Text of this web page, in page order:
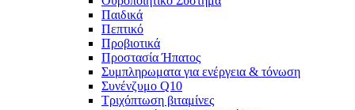
Παιδικά
Πεπτικό
Προβιοτικά
Προστασία Ήπατος
Συμπληρωματα για ενέργεια & τόνωση
Συνένζυμο Q10
Τριχόπτωση βιταμίνες